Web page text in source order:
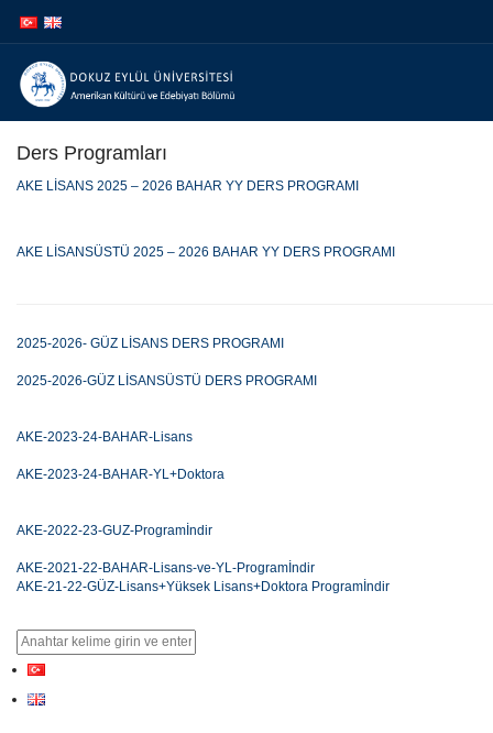
atla
atla
Ders Programları
AKE LİSANS 2025 – 2026 BAHAR YY DERS PROGRAMI
AKE LİSANSÜSTÜ 2025 – 2026 BAHAR YY DERS PROGRAMI
2025-2026- GÜZ LİSANS DERS PROGRAMI
2025-2026-GÜZ LİSANSÜSTÜ DERS PROGRAMI
AKE-2023-24-BAHAR-Lisans
AKE-2023-24-BAHAR-YL+Doktora
AKE-2022-23-GUZ-Program İndir
AKE-2021-22-BAHAR-Lisans-ve-YL-Program İndir
AKE-21-22-GÜZ-Lisans+Yüksek Lisans+Doktora Program İndir